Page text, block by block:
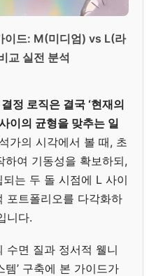
이드: M(미디엄) vs L(라
교 실전 분석
정 로직은 결국 ‘현재의
이의 균형을 맞추는 일
가의 시각에서 볼 때, 초
여 기동성을 확보하되,
는 두 돌 시점에 L 사이
포트폴리오를 다각화하
니다.
수면 질과 정서적 웰니
템’ 구축에 본 가이드가